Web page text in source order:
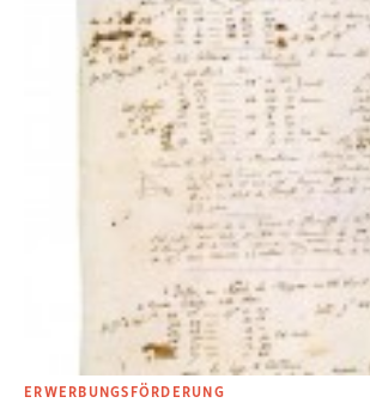
ERWERBUNGSFÖRDERUNG